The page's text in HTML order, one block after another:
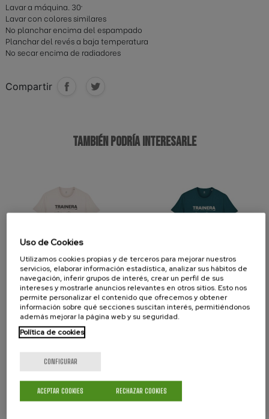
Lavar a máquina. 30º
Lavar con colores similares
No planchar encima del espampado
Planchar del revés a baja temperatura
No secar encima de radiadores
Compartir
TAMBIÉN PODRÍA INTERESARLE
Camiseta TRAINERA
Mas
Precio
29,00 €
Camiseta TRAINERA
Fem
Uso de Cookies
Utilizamos cookies propias y de terceros para mejorar nuestros
servicios, elaborar información estadística, analizar sus hábitos de
navegación, inferir grupos de interés, crear un perfil de sus
intereses y mostrarle anuncios relevantes en otros sitios. Esto nos
permite personalizar el contenido que ofrecemos y obtener
información sobre qué secciones suscitan interés, permitiéndonos
además mejorar la página web y su seguridad.
Política de cookies
CONFIGURAR
RECHAZAR COOKIES
ACEPTAR COOKIES